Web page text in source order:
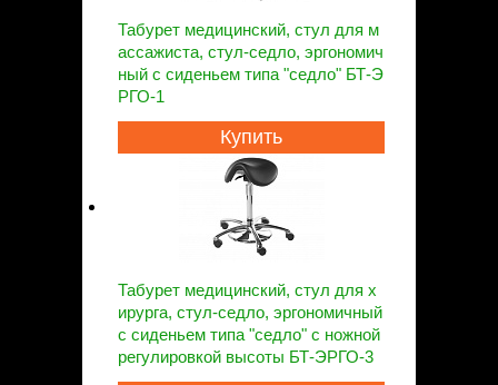
Табурет медицинский, стул для м
ассажиста, стул-седло, эргономич
ный с сиденьем типа "седло" БТ-Э
РГО-1
Купить
Табурет медицинский, стул для х
ирурга, стул-седло, эргономичный
с сиденьем типа "седло" с ножной
регулировкой высоты БТ-ЭРГО-3